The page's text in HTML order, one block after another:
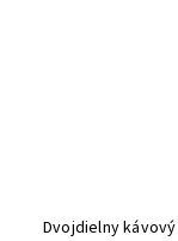
Dvojdielny